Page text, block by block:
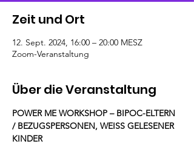
Zeit und Ort
12. Sept. 2024, 16:00 – 20:00 MESZ
Zoom-Veranstaltung
Über die Veranstaltung
POWER ME WORKSHOP – BIPOC-ELTERN
/ BEZUGSPERSONEN, WEISS GELESENER
KINDER